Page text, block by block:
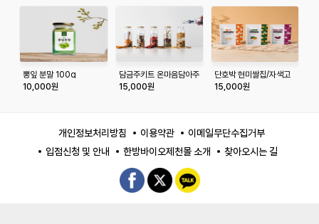
뽕잎 분말 100g
10,000원
담금주키트 온마음담아주
1구 300ml
15,000원
단호박 현미쌀칩/자색고
구마 현미쌀칩/황기 쌀뻥
15,000원
개인정보처리방침 이용약관
이메일무단수집거부
입점신청 및 안내
한방바이오제천몰 소개 찾아오시는 길